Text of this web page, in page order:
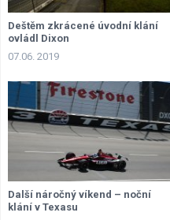
Deštěm zkrácené úvodní klání
ovládl Dixon
07.06. 2019
Další náročný víkend – noční
klání v Texasu